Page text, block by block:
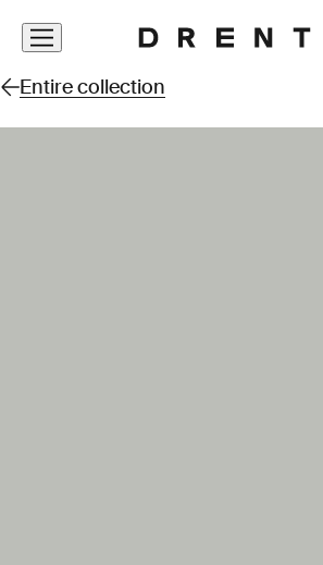
Skip
Entire collection